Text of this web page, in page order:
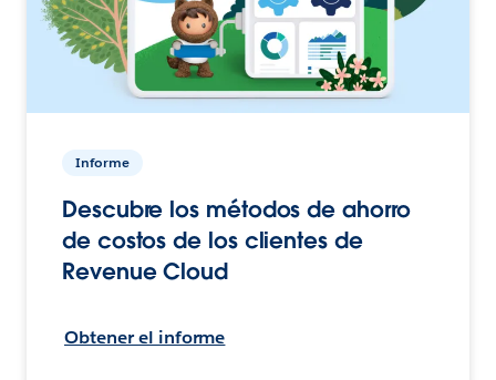
Informe
Descubre los métodos de ahorro
de costos de los clientes de
Revenue Cloud
Obtener el informe